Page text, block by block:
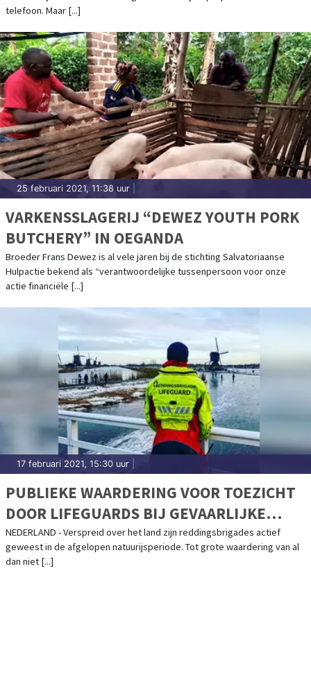
telefoon. Maar [...]
25 februari 2021, 11:38 uur
VARKENSSLAGERIJ “DEWEZ YOUTH PORK
BUTCHERY” IN OEGANDA
Broeder Frans Dewez is al vele jaren bij de stichting Salvatoriaanse
Hulpactie bekend als “verantwoordelijke tussenpersoon voor onze
actie financiële [...]
17 februari 2021, 15:30 uur
PUBLIEKE WAARDERING VOOR TOEZICHT
DOOR LIFEGUARDS BIJ GEVAARLIJKE
IJSCONDITIES
NEDERLAND - Verspreid over het land zijn reddingsbrigades actief
geweest in de afgelopen natuurijsperiode. Tot grote waardering van al
dan niet [...]